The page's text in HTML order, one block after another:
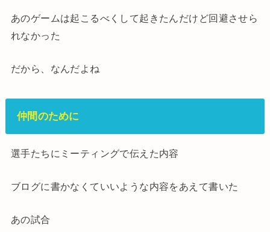
あのゲームは起こるべくして起きたんだけど回避させら
れなかった
だから、なんだよね
仲間のために
選手たちにミーティングで伝えた内容
ブログに書かなくていいような内容をあえて書いた
あの試合